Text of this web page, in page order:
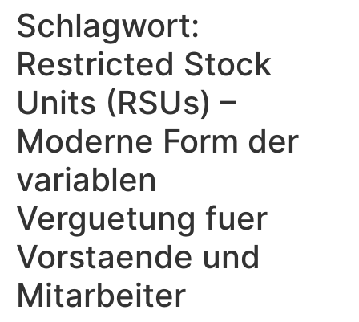
Zum
Inhalt
springen
Schlagwort:
Restricted Stock
Units (RSUs) –
Moderne Form der
variablen
Verguetung fuer
Vorstaende und
Mitarbeiter